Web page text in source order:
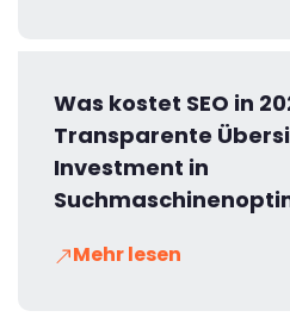
Was kostet SEO in
Transparente
Investment in
Mehr lesen